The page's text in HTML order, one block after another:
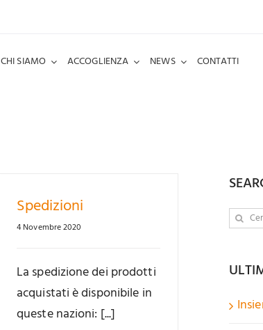
CHI SIAMO ACCOGLIENZA NEWS CONTATTI
Spedizioni
4 Novembre 2020
La spedizione dei prodotti
acquistati è disponibile in
queste nazioni: [...]
Cerca